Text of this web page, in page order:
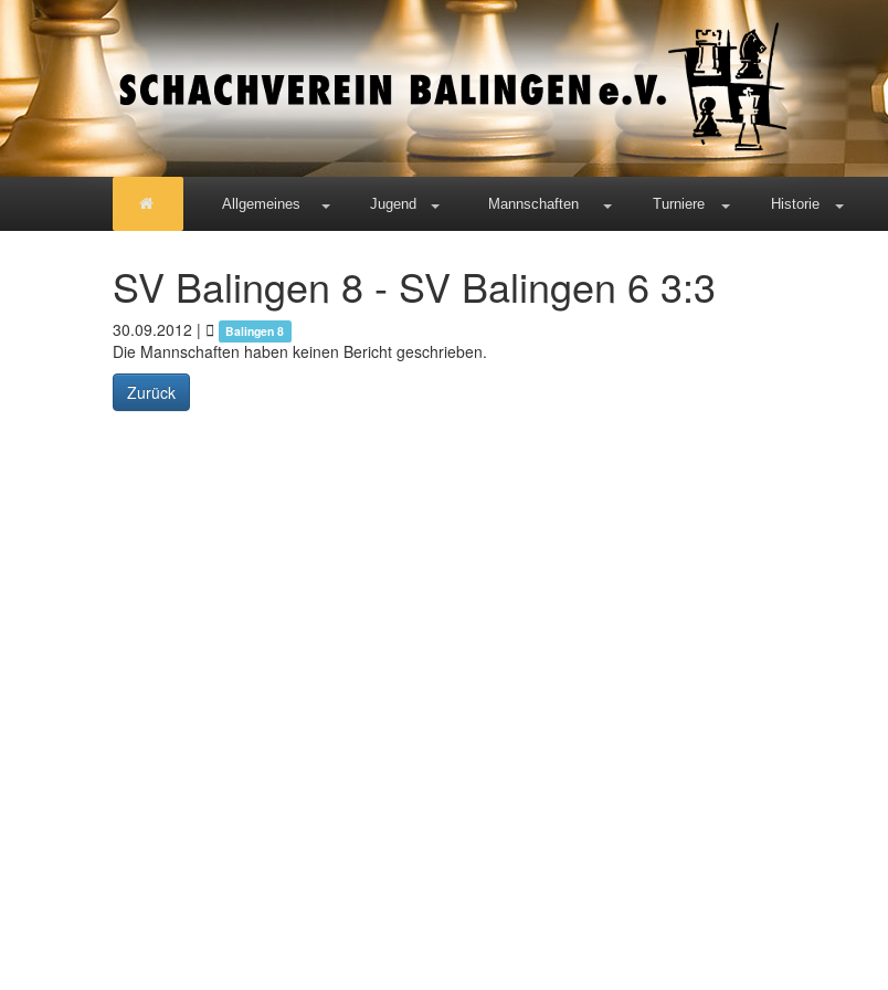
Allgemeines Jugend Mannschaften Turniere Historie
SV Balingen 8 - SV Balingen 6 3:3
30.09.2012 | Balingen 8
Die Mannschaften haben keinen Bericht geschrieben.
Zurück